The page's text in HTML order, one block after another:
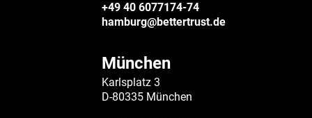
+49 40 6077174-74
hamburg@bettertrust.de
München
Karlsplatz 3
D-80335 München